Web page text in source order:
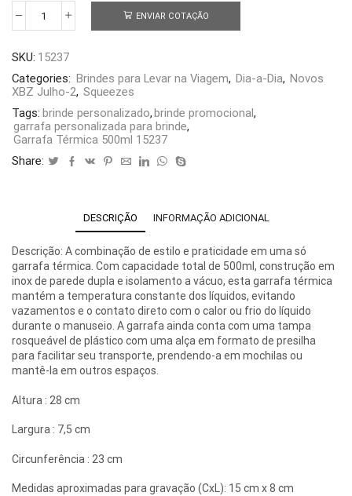
Garrafa
Térmica
15237
quantidade
ENVIAR COTAÇÃO
SKU: 15237
Categories: Brindes para Levar na Viagem, Dia-a-Dia, Novos
XBZ Julho-2, Squeezes
Tags: brinde personalizado,brinde promocional,
garrafa personalizada para brinde,
Garrafa Térmica 500ml 15237
Share:
DESCRIÇÃO INFORMAÇÃO ADICIONAL
Descrição: A combinação de estilo e praticidade em uma só
garrafa térmica. Com capacidade total de 500ml, construção em
inox de parede dupla e isolamento a vácuo, esta garrafa térmica
mantém a temperatura constante dos líquidos, evitando
vazamentos e o contato direto com o calor ou frio do líquido
durante o manuseio. A garrafa ainda conta com uma tampa
rosqueável de plástico com uma alça em formato de presilha
para facilitar seu transporte, prendendo-a em mochilas ou
mantê-la em outros espaços.
Altura : 28 cm
Largura : 7,5 cm
Circunferência : 23 cm
Medidas aproximadas para gravação (CxL): 15 cm x 8 cm